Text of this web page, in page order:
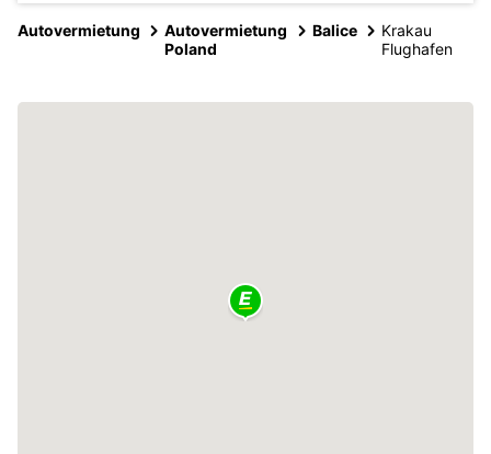
Autovermietung
Autovermietung
Poland
Balice
Krakau
Flughafen